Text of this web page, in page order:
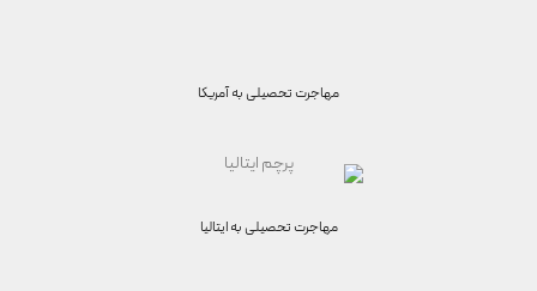
مهاجرت تحصیلی بهآمریکا
مهاجرت تحصیلی بهایتالیا